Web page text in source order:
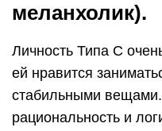
меланхолик).
Личность Типа C
ей нравится
стабильными вещами.
рациональность и